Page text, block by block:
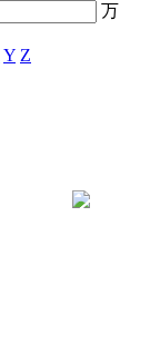
万
Y Z